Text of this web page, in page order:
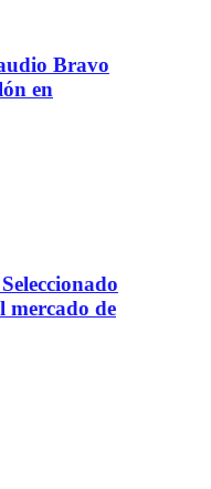
Bravo
en
mercado de